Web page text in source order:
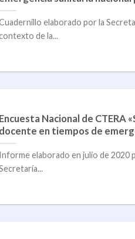
elaborado por la
de la...
Encuesta Nacional de CTERA
docente en tiempos de
Informe elaborado en julio de 2020